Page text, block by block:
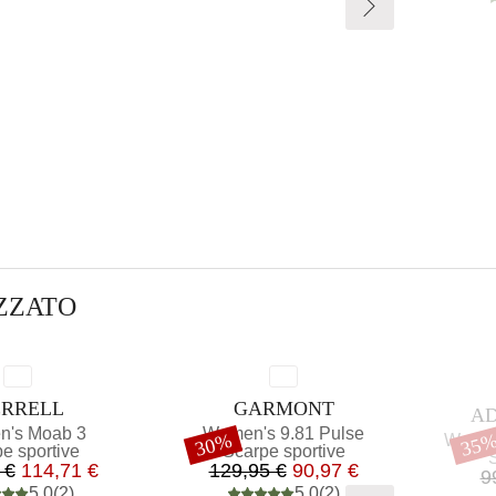
Moab 3
di prodotti
sportive
Prezzo
€ Prezzo ridotto
114,71 €
MARCHIO
GARMONT
Articolo
Women's 9.81 Pulse
Gruppo di prodotti
Scarpe sportive
Prezzo
129,95 €Prezzo ridotto
90,97 €
Sconto
30%